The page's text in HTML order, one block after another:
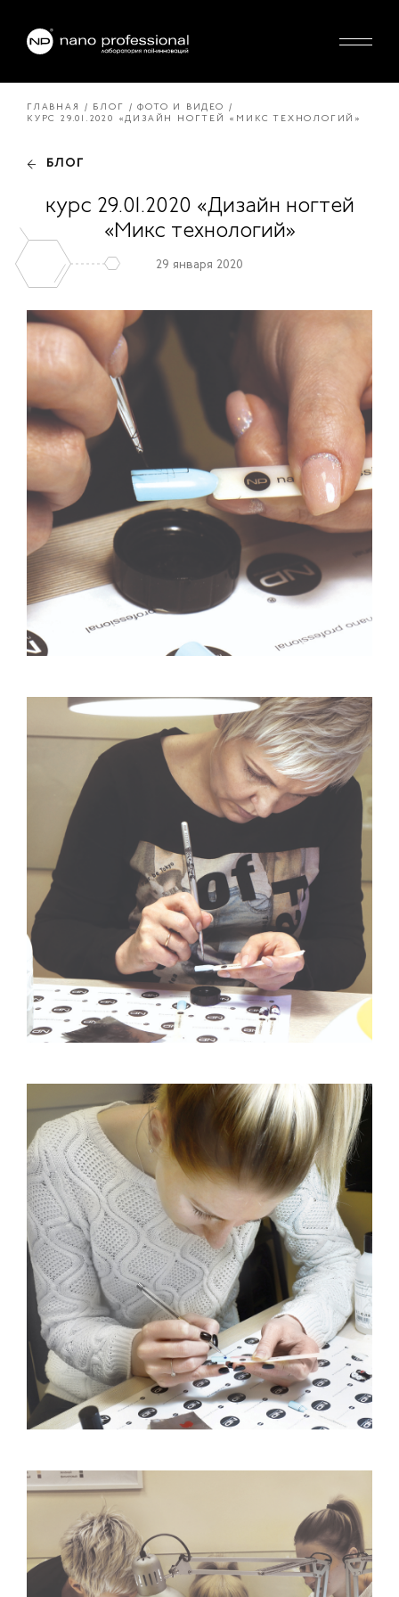
ГЛАВНАЯ БЛОГ
ФОТО И ВИДЕО
КУРС 29.01.2020 «ДИЗАЙН НОГТЕЙ «МИКС ТЕХНОЛОГИЙ»
БЛОГ
курс 29.01.2020 «Дизайн ногтей
«Микс технологий»
29 января 2020